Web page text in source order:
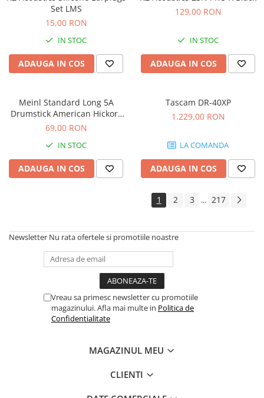
Scene şi Ring-uri de Dans
Stative si schela lumini
Instrumente Muzicale
Chitare si bass
Claviaturi
Instrumente de percutie
Instrumente de suflat
Instrumente si jucarii pentru copii
Instrumente traditionale
Tobe
DJ
Case-uri DJ
Console DJ
Controllere MIDI - USB DAW
Set LMS
15,00 RON
IN STOC
ADAUGA IN COS
129,00 RON
IN STOC
ADAUGA IN COS
Meinl Standard Long 5A
Drumstick American Hickory
SB103
69,00 RON
IN STOC
ADAUGA IN COS
Tascam DR-40XP
1.229,00 RON
LA COMANDA
ADAUGA IN COS
1 2 3 ... 217
Newsletter Nu rata ofertele si promotiile noastre
Vreau sa primesc newsletter cu promotiile
magazinului. Afla mai multe in Politica de
Confidentialitate
MAGAZINUL MEU
CLIENTI